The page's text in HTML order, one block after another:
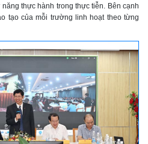
thực hành trong thực tiễn. Bên cạnh
tạo của mỗi trường linh hoạt theo từng